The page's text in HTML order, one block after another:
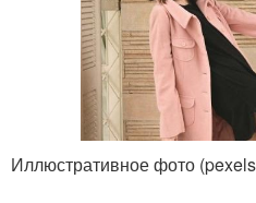
Иллюстративное фото